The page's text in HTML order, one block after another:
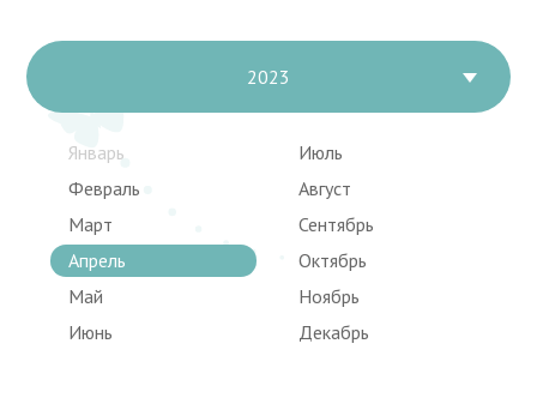
2023
Январь
Февраль
Март
Апрель
Май
Июнь
Июль
Август
Сентябрь
Октябрь
Ноябрь
Декабрь